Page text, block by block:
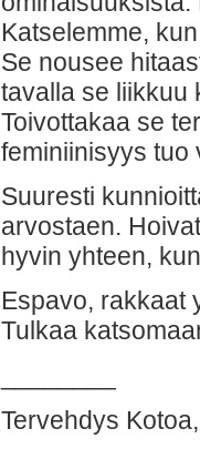
Katselemme,
Se nousee
tavalla se liikkuu
Toivottakaa se
feminiinisyys tuo
Suuresti
arvostaen.
hyvin yhteen,
Espavo, rakkaat
Tulkaa
Tervehdys